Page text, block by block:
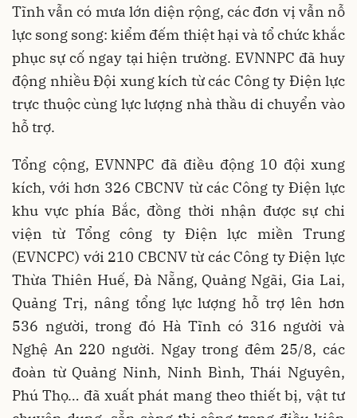
Tĩnh vẫn có mưa lớn diện rộng, các đơn vị vẫn nỗ
lực song song: kiểm đếm thiệt hại và tổ chức khắc
phục sự cố ngay tại hiện trường. EVNNPC đã huy
động nhiều Đội xung kích từ các Công ty Điện lực
trực thuộc cùng lực lượng nhà thầu di chuyển vào
hỗ trợ.
Tổng cộng, EVNNPC đã điều động 10 đội xung
kích, với hơn 326 CBCNV từ các Công ty Điện lực
khu vực phía Bắc, đồng thời nhận được sự chi
viện từ Tổng công ty Điện lực miền Trung
(EVNCPC) với 210 CBCNV từ các Công ty Điện lực
Thừa Thiên Huế, Đà Nẵng, Quảng Ngãi, Gia Lai,
Quảng Trị, nâng tổng lực lượng hỗ trợ lên hơn
536 người, trong đó Hà Tĩnh có 316 người và
Nghệ An 220 người. Ngay trong đêm 25/8, các
đoàn từ Quảng Ninh, Ninh Bình, Thái Nguyên,
Phú Thọ… đã xuất phát mang theo thiết bị, vật tư